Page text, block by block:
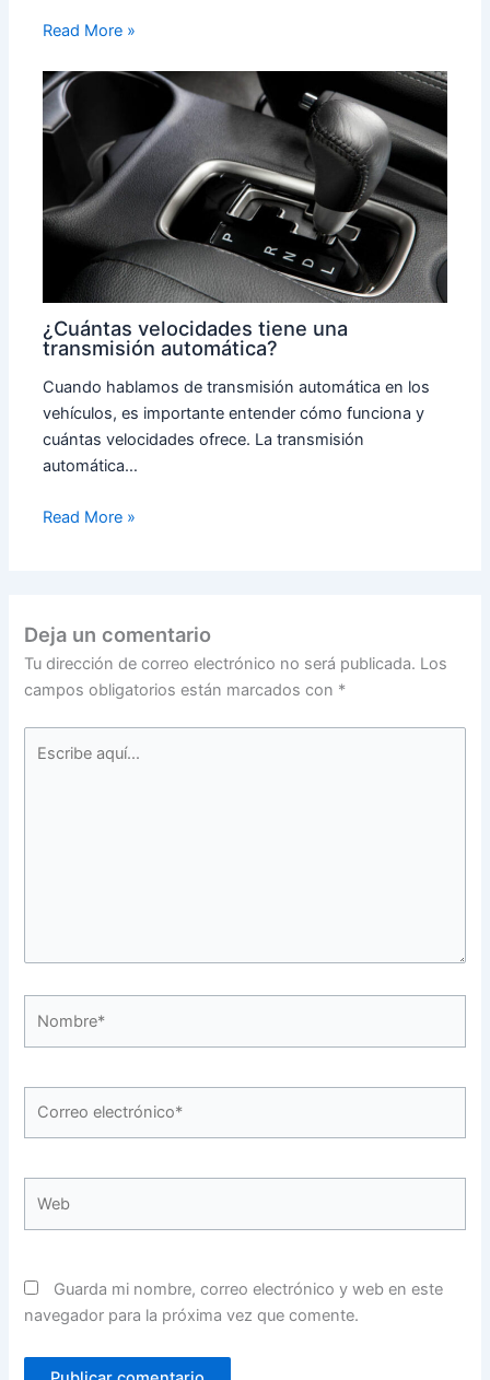
Read More »
¿Cuántas velocidades tiene una
transmisión automática?
Cuando hablamos de transmisión automática en los
vehículos, es importante entender cómo funciona y
cuántas velocidades ofrece. La transmisión
automática…
Read More »
Deja un comentario
Tu dirección de correo electrónico no será publicada. Los
campos obligatorios están marcados con *
Guarda mi nombre, correo electrónico y web en este
navegador para la próxima vez que comente.